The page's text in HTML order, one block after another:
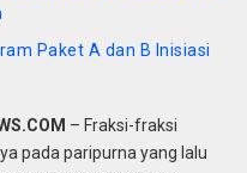
Paket A dan B lnisiasi
– Fraksi-fraksi
pada paripurna yang lalu